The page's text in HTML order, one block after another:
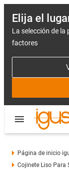
Elija el
La selección de
factores
Página de inicio
Cojinete Liso Para